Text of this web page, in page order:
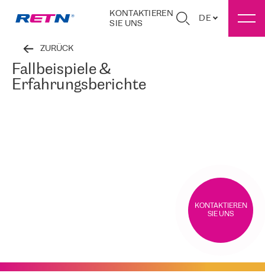
KONTAKTIEREN
SIE UNS
DE
ZURÜCK
Fallbeispiele &
Erfahrungsberichte
KONTAKTIEREN
SIE UNS